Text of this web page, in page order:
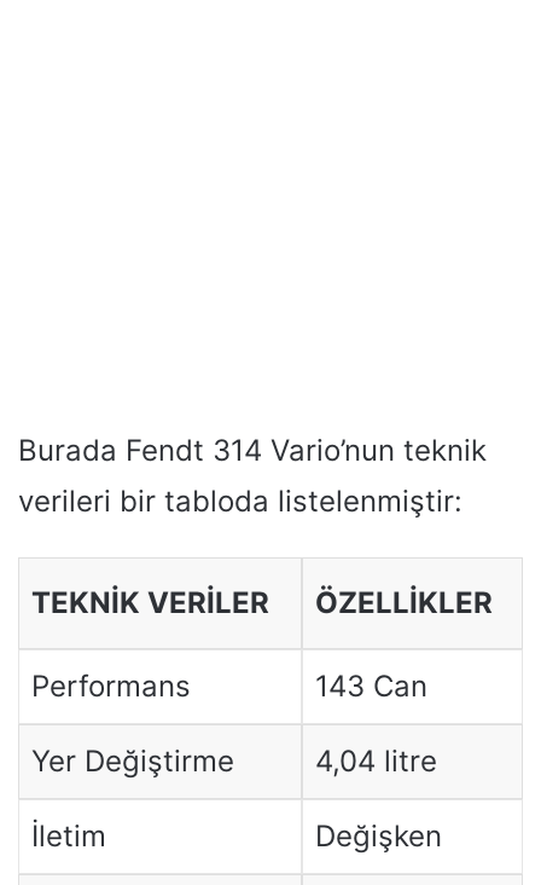
Burada Fendt 314 Vario’nun teknik
verileri bir tabloda listelenmiştir:
TEKNİK VERİLER ÖZELLİKLER
Performans 143 Can
Yer Değiştirme 4,04 litre
İletim Değişken